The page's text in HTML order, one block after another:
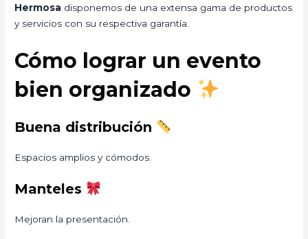
Hermosa disponemos de una extensa gama de productos
y servicios con su respectiva garantía.
Cómo lograr un evento
bien organizado
Buena distribución
Espacios amplios y cómodos.
Manteles
Mejoran la presentación.